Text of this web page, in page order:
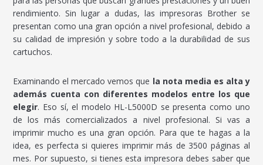
rendimiento. Sin lugar a dudas, las impresoras Brother se
presentan como una gran opción a nivel profesional, debido a
su calidad de impresión y sobre todo a la durabilidad de sus
cartuchos.
Examinando el mercado vemos que la nota media es alta y
además cuenta con diferentes modelos entre los que
elegir. Eso sí, el modelo HL-L5000D se presenta como uno
de los más comercializados a nivel profesional. Si vas a
imprimir mucho es una gran opción. Para que te hagas a la
idea, es perfecta si quieres imprimir más de 3500 páginas al
mes. Por supuesto, si tienes esta impresora debes saber que